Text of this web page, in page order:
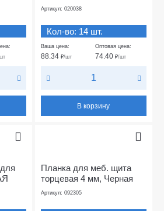
Артикул: 020038
Кол-во: 14 шт.
Ваша цена:
88.34 ₽/шт
Оптовая цена:
74.40 ₽/шт
В корзину
Планка для меб. щита
торцевая 4 мм, Черная
Артикул: 092305